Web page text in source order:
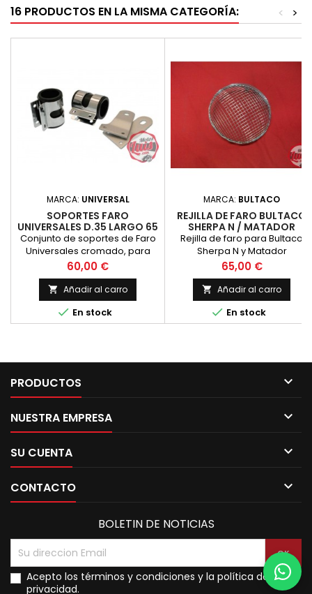
16 PRODUCTOS EN LA MISMA CATEGORÍA: >
<
MARCA: UNIVERSAL
SOPORTES FARO
UNIVERSALES D.35 LARGO 65
Conjunto de soportes de Faro
Universales cromado, para
barras de horquilla de
diametro 35 mm. y longitud 65
mm. Tipo Cafe Racer,
Scambler, Ducati, Laverda, etc.
Precio
60,00 €
 Añadir al carro
 En stock
MARCA: BULTACO
REJILLA DE FARO BULTACO
SHERPA N / MATADOR
Rejilla de faro para Bultaco
Sherpa N y Matador
Precio
65,00 €
 Añadir al carro
 En stock
PRODUCTOS 
NUESTRA EMPRESA 
SU CUENTA 
CONTACTO 
BOLETIN DE NOTICIAS
Acepto los términos y condiciones y la política de
privacidad.